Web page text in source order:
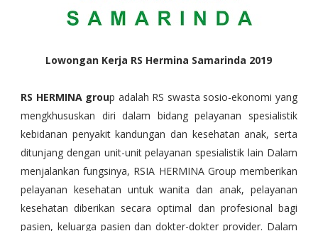
Lowongan Kerja RS Hermina Samarinda 2019
RS HERMINA group adalah RS swasta sosio-ekonomi yang
mengkhususkan diri dalam bidang pelayanan spesialistik
kebidanan penyakit kandungan dan kesehatan anak, serta
ditunjang dengan unit-unit pelayanan spesialistik lain Dalam
menjalankan fungsinya, RSIA HERMINA Group memberikan
pelayanan kesehatan untuk wanita dan anak, pelayanan
kesehatan diberikan secara optimal dan profesional bagi
pasien, keluarga pasien dan dokter-dokter provider. Dalam